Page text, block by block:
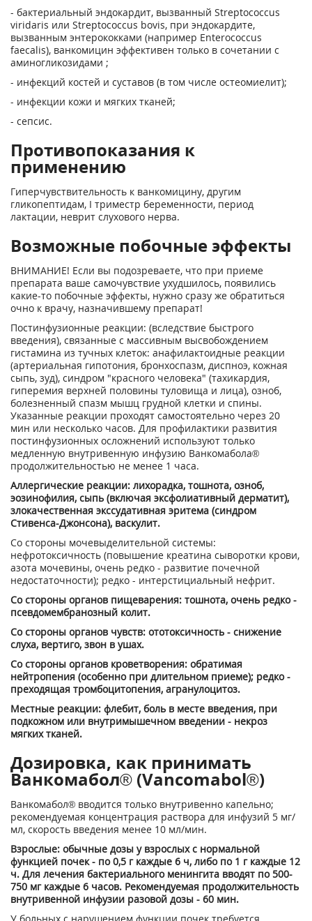
- бактериальный эндокардит, вызванный Streptococcus
viridaris или Streptococcus bovis, при эндокардите,
вызванным энтерококками (например Enterococcus
faecalis), ванкомицин эффективен только в сочетании с
аминогликозидами ;
- инфекций костей и суставов (в том числе остеомиелит);
- инфекции кожи и мягких тканей;
- сепсис.
Противопоказания к
применению
Гиперчувствительность к ванкомицину, другим
гликопептидам, I триместр беременности, период
лактации, неврит слухового нерва.
Возможные побочные эффекты
ВНИМАНИЕ! Если вы подозреваете, что при приеме
препарата ваше самочувствие ухудшилось, появились
какие-то побочные эффекты, нужно сразу же обратиться
очно к врачу, назначившему препарат!
Постинфузионные реакции: (вследствие быстрого
введения), связанные с массивным высвобождением
гистамина из тучных клеток: анафилактоидные реакции
(артериальная гипотония, бронхоспазм, диспноэ, кожная
сыпь, зуд), синдром "красного человека" (тахикардия,
гиперемия верхней половины туловища и лица), озноб,
болезненный спазм мышц грудной клетки и спины.
Указанные реакции проходят самостоятельно через 20
мин или несколько часов. Для профилактики развития
постинфузионных осложнений используют только
медленную внутривенную инфузию Ванкомабола®
продолжительностью не менее 1 часа.
Аллергические реакции: лихорадка, тошнота, озноб,
эозинофилия, сыпь (включая эксфолиативный дерматит),
злокачественная экссудативная эритема (синдром
Стивенса-Джонсона), васкулит.
Со стороны мочевыделительной системы:
нефротоксичность (повышение креатина сыворотки крови,
азота мочевины, очень редко - развитие почечной
недостаточности); редко - интерстициальный нефрит.
Со стороны органов пищеварения: тошнота, очень редко -
псевдомембранозный колит.
Со стороны органов чувств: ототоксичность - снижение
слуха, вертиго, звон в ушах.
Со стороны органов кроветворения: обратимая
нейтропения (особенно при длительном приеме); редко -
преходящая тромбоцитопения, агранулоцитоз.
Местные реакции: флебит, боль в месте введения, при
подкожном или внутримышечном введении - некроз
мягких тканей.
Дозировка, как принимать
Ванкомабол® (Vancomabol®)
Ванкомабол® вводится только внутривенно капельно;
рекомендуемая концентрация раствора для инфузий 5 мг/
мл, скорость введения менее 10 мл/мин.
Взрослые: обычные дозы у взрослых с нормальной
функцией почек - по 0,5 г каждые 6 ч, либо по 1 г каждые 12
ч. Для лечения бактериального менингита вводят по 500-
750 мг каждые 6 часов. Рекомендуемая продолжительность
внутривенной инфузии разовой дозы - 60 мин.